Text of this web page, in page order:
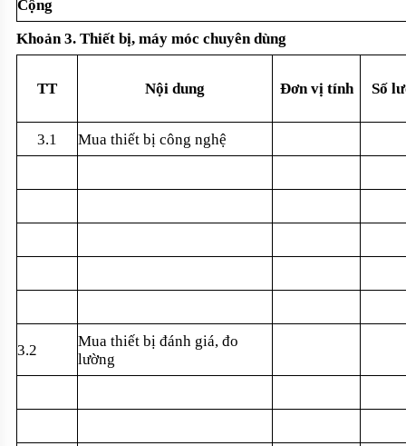
Cộng
Khoản 3. Thiết bị, máy móc chuyên dùng
TT Nội dung Đơn vị tính Số
3.1 Mua thiết bị công nghệ
3.2
Mua thiết bị đánh giá, đo
lường